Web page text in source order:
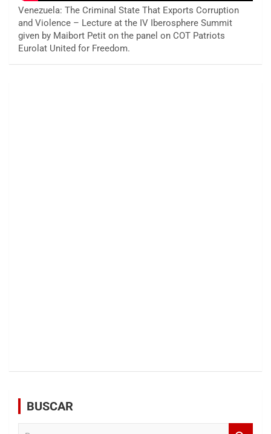
Venezuela: The Criminal State That Exports Corruption
and Violence – Lecture at the IV Iberosphere Summit
given by Maibort Petit on the panel on COT Patriots
Eurolat United for Freedom.
BUSCAR